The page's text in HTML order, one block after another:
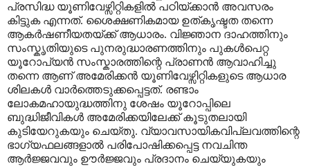
പ്രസിദ്ധ യൂണിവേഴ്സിറ്റികളിൽ പഠിയ്ക്കാൻ അവസരം
കിട്ടുക എന്നത്. ശൈക്ഷണികമായ ഉത്കൃഷ്ടത തന്നെ
ആകർഷണീയതയ്ക്ക് ആധാരം. വിജ്ഞാന ദാഹത്തിനും
സംസ്കൃതിയുടെ പുനരുദ്ധാരണത്തിനും പുകൾപെറ്റ
യൂറോപ്യൻ സംസ്കാരത്തിന്റെ പ്രാണൻ ആവാഹിച്ചു
തന്നെ ആണ് അമേരിക്കൻ യൂണിവേഴ്സിറ്റികളുടെ ആധാര
ശിലകൾ വാർത്തെടുക്കപ്പെട്ടത്. രണ്ടാം
ലോകമഹായുദ്ധത്തിനു ശേഷം യൂറോപ്പിലെ
ബുദ്ധിജീവികൾ അമേരിക്കയിലേക്ക് കൂടുതലായി
കുടിയേറുകയും ചെയ്തു. വ്യാവസായികവിപ്ലവത്തിന്റെ
ഭാഗ്യഫലങ്ങളാൽ പരിപോഷിക്കപ്പെട്ട നവചിന്ത
ആർജ്ജവവും ഊർജ്ജവും പ്രദാനം ചെയ്യുകയും